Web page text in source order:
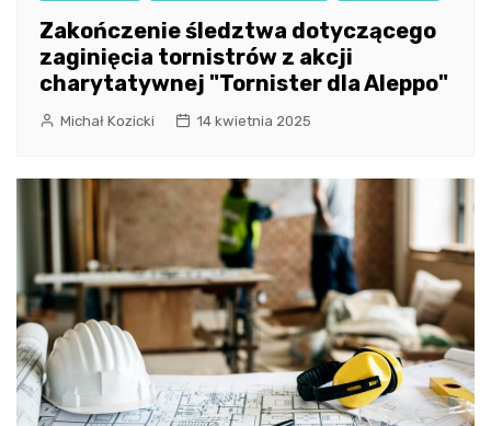
Zakończenie śledztwa dotyczącego
zaginięcia tornistrów z akcji
charytatywnej "Tornister dla Aleppo"
Michał Kozicki 14 kwietnia 2025